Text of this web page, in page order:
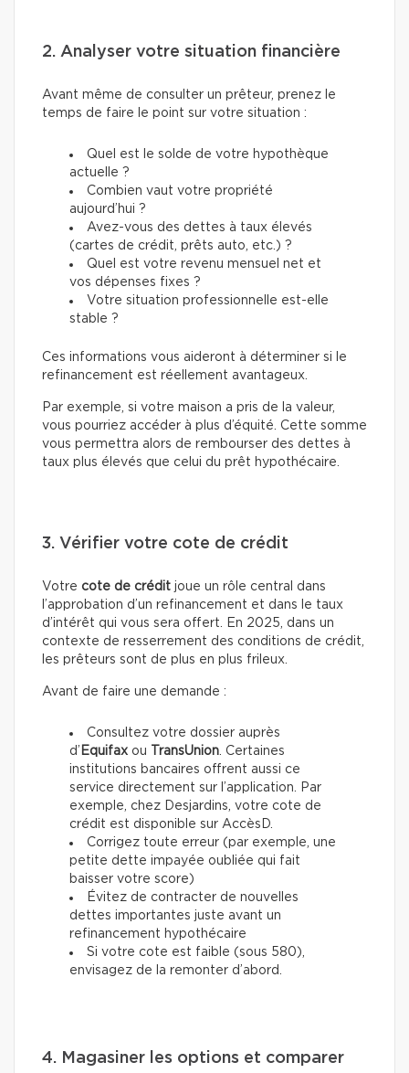
2. Analyser votre situation financière
Avant même de consulter un prêteur, prenez le
temps de faire le point sur votre situation :
Quel est le solde de votre hypothèque
actuelle ?
Combien vaut votre propriété
aujourd’hui ?
Avez-vous des dettes à taux élevés
(cartes de crédit, prêts auto, etc.) ?
Quel est votre revenu mensuel net et
vos dépenses fixes ?
Votre situation professionnelle est-elle
stable ?
Ces informations vous aideront à déterminer si le
refinancement est réellement avantageux.
Par exemple, si votre maison a pris de la valeur,
vous pourriez accéder à plus d’équité. Cette somme
vous permettra alors de rembourser des dettes à
taux plus élevés que celui du prêt hypothécaire.
3. Vérifier votre cote de crédit
Votre cote de crédit joue un rôle central dans
l’approbation d’un refinancement et dans le taux
d’intérêt qui vous sera offert. En 2025, dans un
contexte de resserrement des conditions de crédit,
les prêteurs sont de plus en plus frileux.
Avant de faire une demande :
Consultez votre dossier auprès
d’ Equifax ou TransUnion. Certaines
institutions bancaires offrent aussi ce
service directement sur l’application. Par
exemple, chez Desjardins, votre cote de
crédit est disponible sur AccèsD.
Corrigez toute erreur (par exemple, une
petite dette impayée oubliée qui fait
baisser votre score)
Évitez de contracter de nouvelles
dettes importantes juste avant un
refinancement hypothécaire
Si votre cote est faible (sous 580),
envisagez de la remonter d’abord.
4. Magasiner les options et comparer